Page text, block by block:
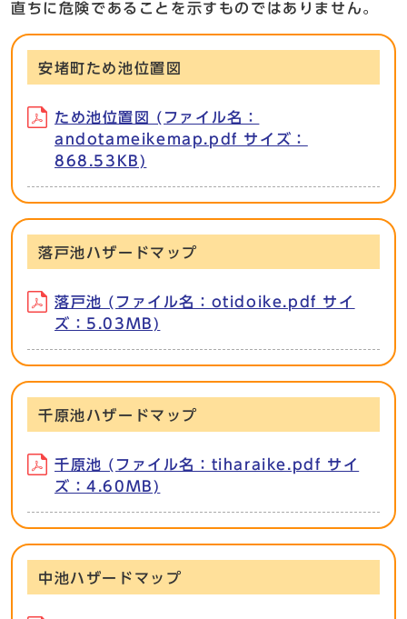
直ちに危険であることを示すものではありません。
安堵町ため池位置図
ため池位置図 (ファイル名：
andotameikemap.pdf サイズ：
868.53KB)
落戸池ハザードマップ
落戸池 (ファイル名：otidoike.pdf サイ
ズ：5.03MB)
千原池ハザードマップ
千原池 (ファイル名：tiharaike.pdf サイ
ズ：4.60MB)
中池ハザードマップ